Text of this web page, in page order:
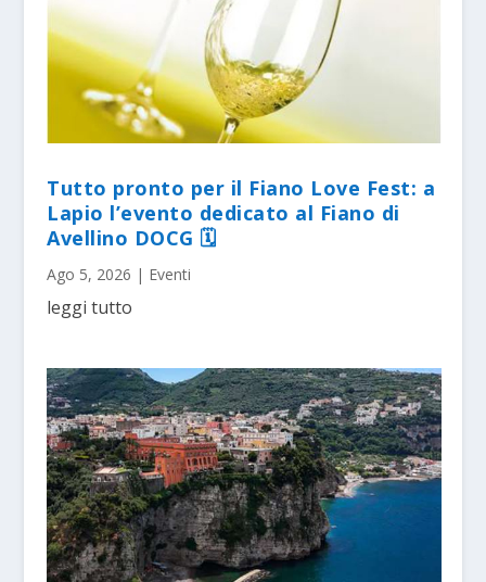
Tutto pronto per il Fiano Love Fest: a
Lapio l’evento dedicato al Fiano di
Avellino DOCG 🗓
Ago 5, 2026 | Eventi
leggi tutto